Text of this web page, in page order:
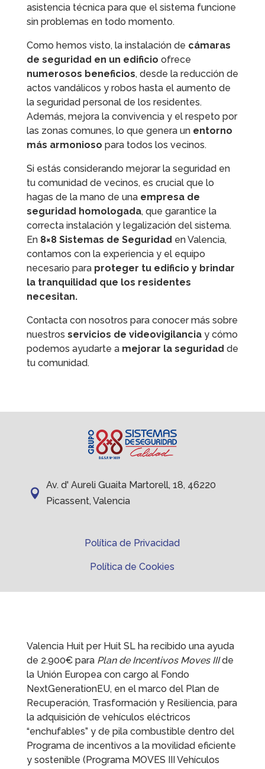
asistencia técnica para que el sistema funcione
sin problemas en todo momento.
Como hemos visto, la instalación de cámaras
de seguridad en un edificio ofrece
numerosos beneficios, desde la reducción de
actos vandálicos y robos hasta el aumento de
la seguridad personal de los residentes.
Además, mejora la convivencia y el respeto por
las zonas comunes, lo que genera un entorno
más armonioso para todos los vecinos.
Si estás considerando mejorar la seguridad en
tu comunidad de vecinos, es crucial que lo
hagas de la mano de una empresa de
seguridad homologada, que garantice la
correcta instalación y legalización del sistema.
En 8×8 Sistemas de Seguridad en Valencia,
contamos con la experiencia y el equipo
necesario para proteger tu edificio y brindar
la tranquilidad que los residentes
necesitan.
Contacta con nosotros para conocer más sobre
nuestros servicios de videovigilanciay cómo
podemos ayudarte a mejorar la seguridad de
tu comunidad.

Av. d' Aureli Guaita Martorell, 18, 46220
Picassent, Valencia
Política de Privacidad
Política de Cookies
Valencia Huit per Huit SL ha recibido una ayuda
de 2.900€ para Plan de Incentivos Moves IIIde
la Unión Europea con cargo al Fondo
NextGenerationEU, en el marco del Plan de
Recuperación, Trasformación y Resiliencia, para
la adquisición de vehículos eléctricos
“enchufables” y de pila combustible dentro del
Programa de incentivos a la movilidad eficiente
y sostenible (Programa MOVES III Vehículos